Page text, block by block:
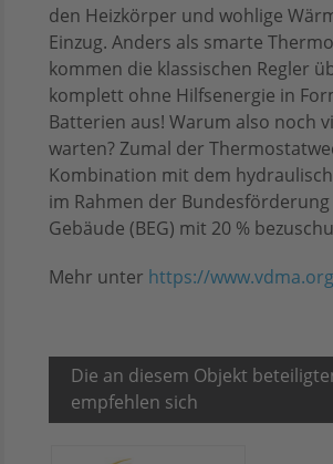
den Heizkörper und wohlige
Einzug. Anders als smarte
kommen die klassischen Regler
komplett ohne Hilfsenergie in
Batterien aus! Warum also noch
warten? Zumal der
Kombination mit dem
im Rahmen der
Gebäude (BEG) mit 20 %
Mehr unter https://
Die an diesem Objekt
empfehlen sich